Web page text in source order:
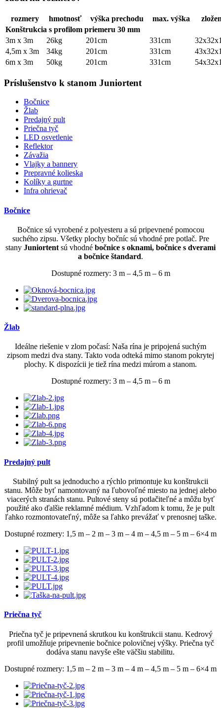
rozmery hmotnosť výška prechodu max. výška
Konštrukcia s profilom priemeru 30 mm
3m x 3m
26kg 201cm 331cm
4,5m x 3m
34kg 201cm 331cm
6m x 3m
50kg 201cm 331cm
Príslušenstvo k stanom Juniortent
Bočnice
Žlab
Predajný pult
Priečna tyč
LED osvetlenie
Reflektor
Závažia
Vlajky a bannery
Prepravné kolieska
Kolíky a gurtne
Infra ohrievač
Bočnice
Bočnice sú vyrobené z polyesteru a sú pripevnené pomocou
suchého zipsu. Všetky plochy bočníc sú vhodné pre potlač. Pre
stany Juniortent sú vhodné bočnice s oknami, bočnice s dverami
a bočnice štandard.
Dostupné rozmery: 3 m – 4,5 m – 6 m
Žlab
Ideálne riešenie v zlom počasí: Naša rína je pripojená suchým
zipsom medzi dva stany. Takto voda odteká mimo stanom pokrytej
plochy. K dispozícii je tiež rína medzi múrom a stanom.
Dostupné rozmery: 3 m – 4,5 m – 6 m
Predajný pult
Stabilný pult sa jednoducho a rýchlo primontuje ku konštrukcii
stanu. Môže byť namontovaný na ľubovoľné miesto na jednej alebo
viacerých stranách stanu. Pultové steny sú potlačiteľné a môžu byť
použité ako ďalšie reklamné médium. Vzhľadom k tomu, že je pult
ľahko rozmontovateľný, môže sa ľahko prevážať v prenosnej taške.
Dostupné rozmery: 1,5 m – 2 m – 3 m – 4 m – 4,5 m – 5 m – 6×4 m
Priečna tyč
Priečna tyč je pripevnená skrutkou ku konštrukcii stanu. Kedrový
profil umožňuje pripevnenie bočnice polovičnej výšky. Priečna tyč
dodáva stanu navyše ešte väčšiu stabilitu.
Dostupné rozmery: 1,5 m – 2 m – 3 m – 4 m – 4,5 m – 5 m – 6×4 m